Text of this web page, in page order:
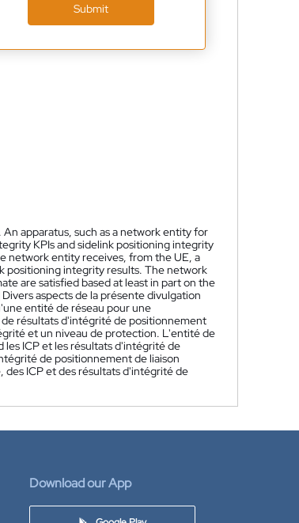
Submit
apparatus, such as a network entity for
KPIs and sidelink positioning integrity
network entity receives, from the UE, a
positioning integrity results. The network
are satisfied based at least in part on the
Divers aspects de la présente divulgation
entité de réseau pour une
résultats d'intégrité de positionnement
et un niveau de protection. L'entité de
ICP et les résultats d'intégrité de
de positionnement de liaison
des ICP et des résultats d'intégrité de
Download our App